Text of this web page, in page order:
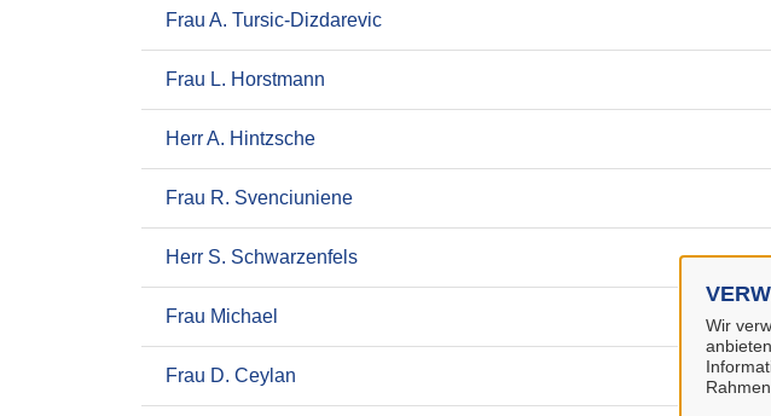
Wir
Frau A. Tursic-Dizdarevic
Frau L. Horstmann
Herr A. Hintzsche
Frau R. Svenciuniene
Herr S. Schwarzenfels
Frau Michael
Frau D. Ceylan